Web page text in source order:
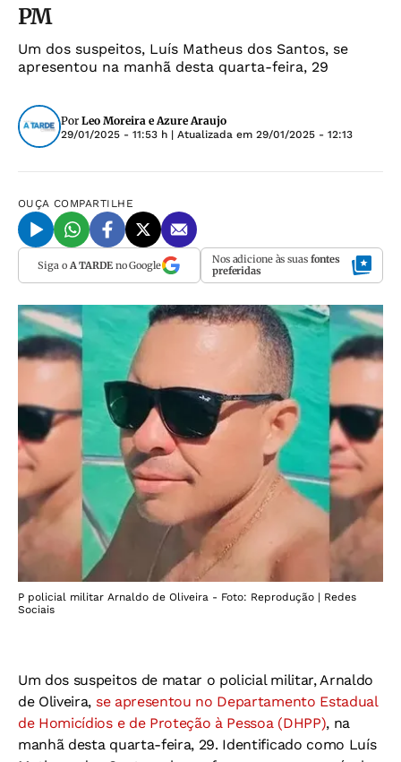
PM
Um dos suspeitos, Luís Matheus dos Santos, se
apresentou na manhã desta quarta-feira, 29
Por Leo Moreira e Azure Araujo
29/01/2025 - 11:53 h | Atualizada em 29/01/2025 - 12:13
OUÇA COMPARTILHE
Siga o A TARDEno Google Nos adicione às suas fontes
preferidas
P policial militar Arnaldo de Oliveira - Foto: Reprodução | Redes
Sociais
Um dos suspeitos de matar o policial militar, Arnaldo
de Oliveira, se apresentou no Departamento Estadual
de Homicídios e de Proteção à Pessoa (DHPP), na
manhã desta quarta-feira, 29. Identificado como Luís